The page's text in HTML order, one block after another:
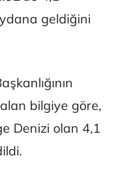
geldiğini
bilgiye göre,
Denizi olan 4,1